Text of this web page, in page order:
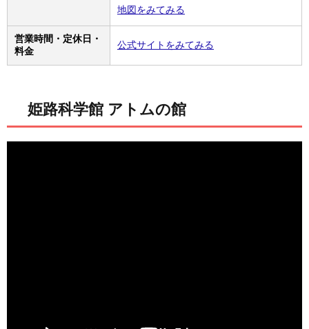
地図をみてみる
営業時間・定休日・
料金
公式サイトをみてみる
姫路科学館 アトムの館